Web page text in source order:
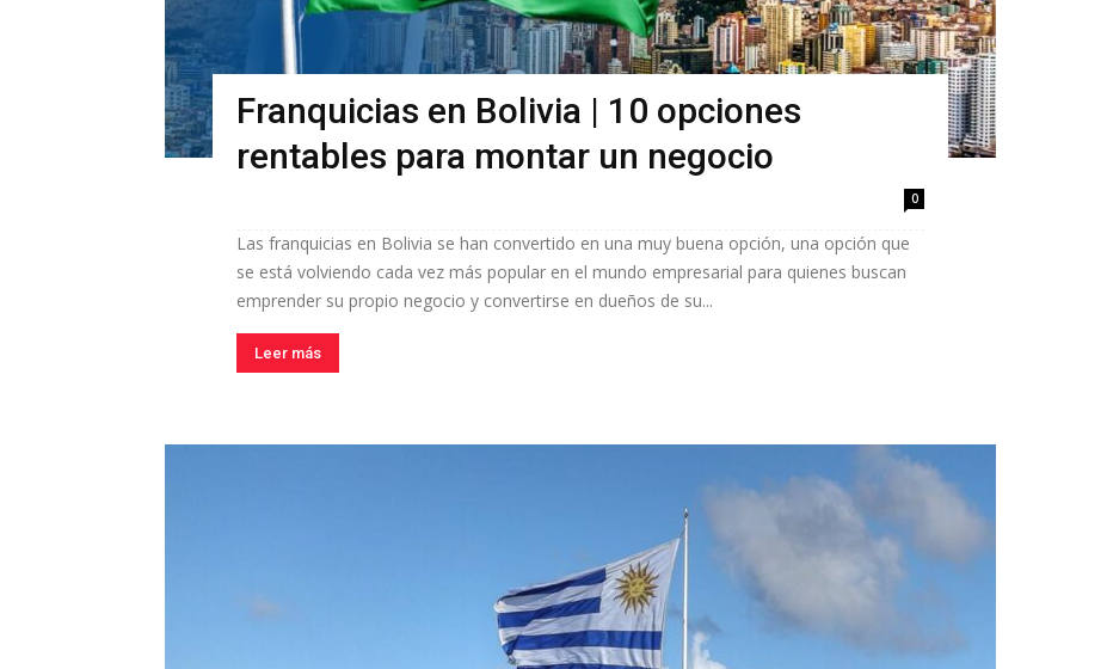
Franquicias en Bolivia | 10 opciones
rentables para montar un negocio
0
Las franquicias en Bolivia se han convertido en una muy buena opción, una opción que
se está volviendo cada vez más popular en el mundo empresarial para quienes buscan
emprender su propio negocio y convertirse en dueños de su...
Leer más